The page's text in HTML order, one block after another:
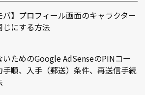
バ】プロフィール画面のキャラクター
じにする方法
いためのGoogle AdSenseのPINコー
手順、入手（郵送）条件、再送信手続